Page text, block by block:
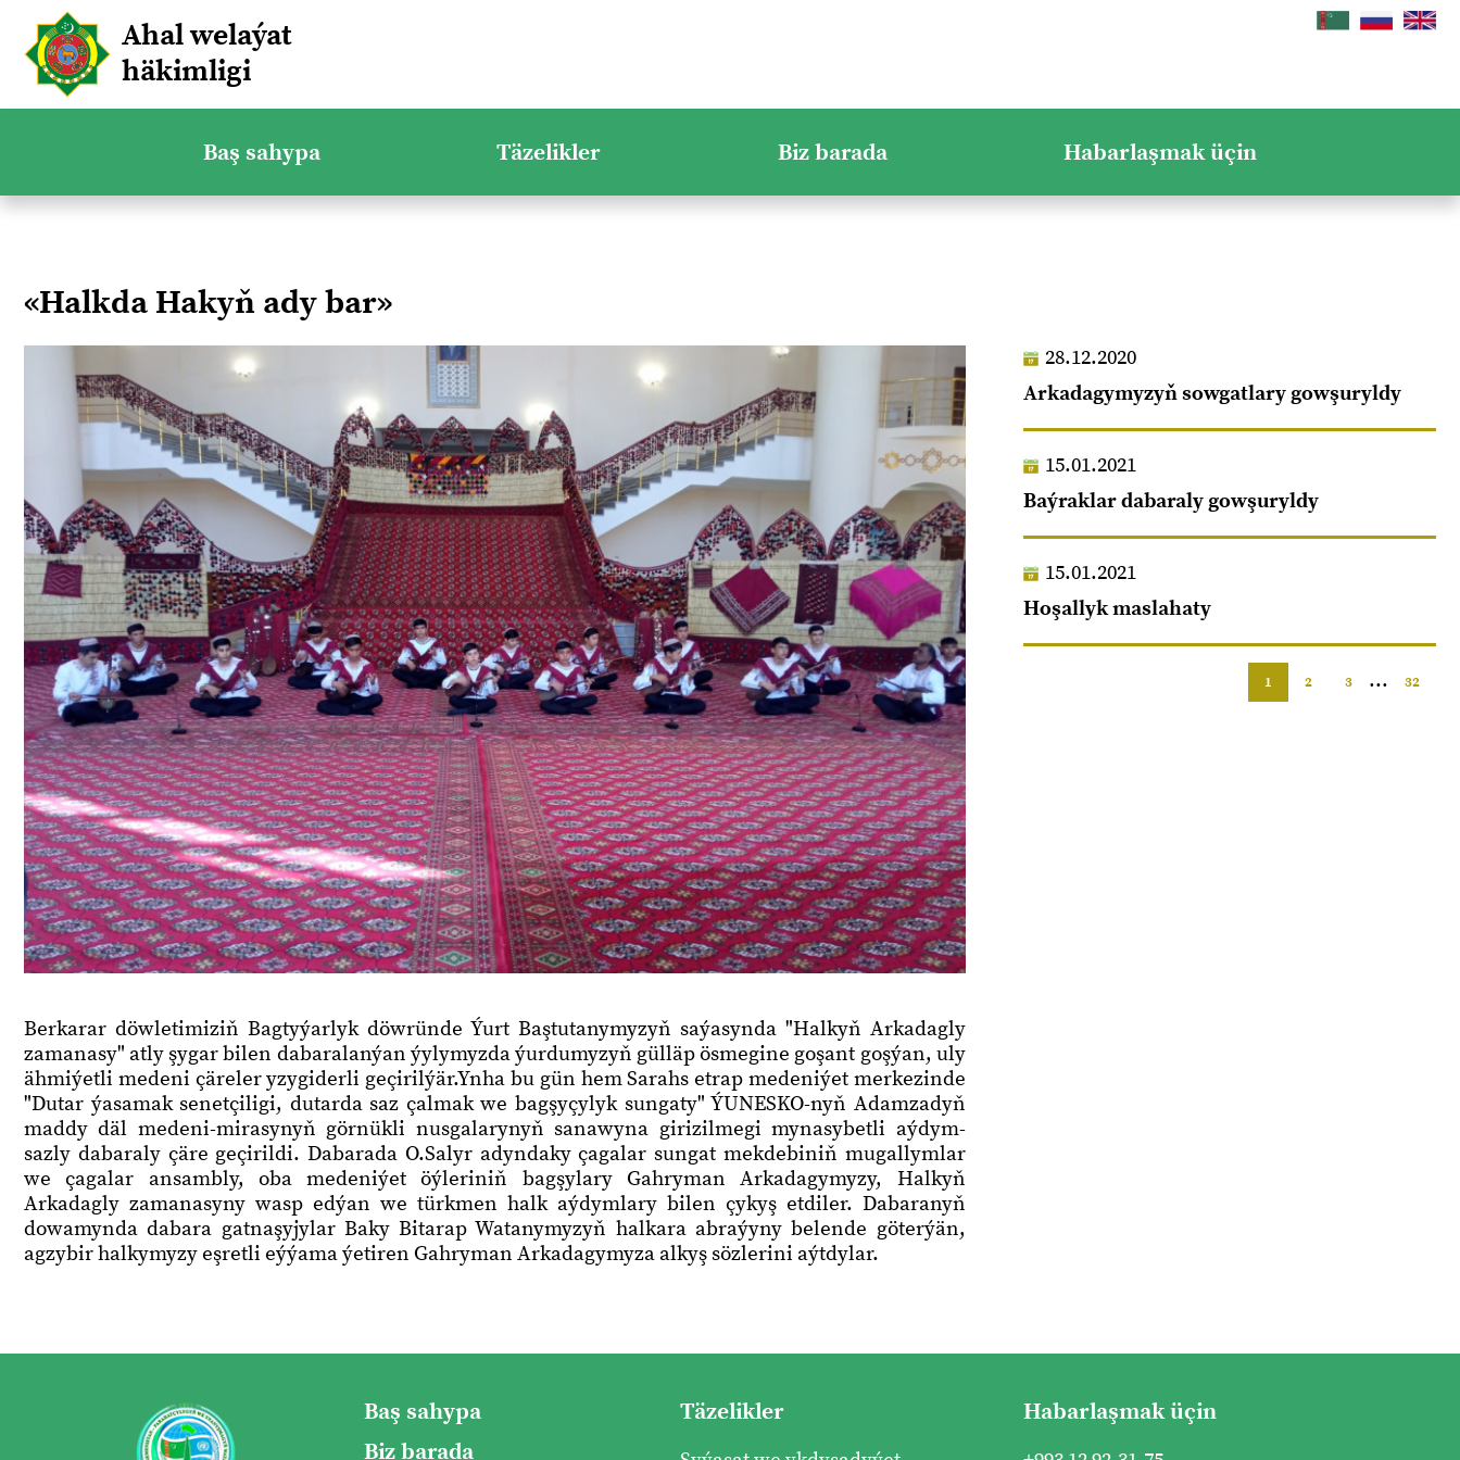
Ahal welaýat
häkimligi
Baş sahypa Täzelikler Biz barada Habarlaşmak üçin
«Halkda Hakyň ady bar»
Berkarar döwletimiziň Bagtyýarlyk döwründe Ýurt Baştutanymyzyň saýasynda "Halkyň Arkadagly
zamanasy" atly şygar bilen dabaralanýan ýylymyzda ýurdumyzyň gülläp ösmegine goşant goşýan, uly
ähmiýetli medeni çäreler yzygiderli geçirilýär.Ynha bu gün hem Sarahs etrap medeniýet merkezinde
"Dutar ýasamak senetçiligi, dutarda saz çalmak we bagşyçylyk sungaty" ÝUNESKO-nyň Adamzadyň
maddy däl medeni-mirasynyň görnükli nusgalarynyň sanawyna girizilmegi mynasybetli aýdym-
sazly dabaraly çäre geçirildi. Dabarada O.Salyr adyndaky çagalar sungat mekdebiniň mugallymlar
we çagalar ansambly, oba medeniýet öýleriniň bagşylary Gahryman Arkadagymyzy, Halkyň
Arkadagly zamanasyny wasp edýan we türkmen halk aýdymlary bilen çykyş etdiler. Dabaranyň
dowamynda dabara gatnaşyjylar Baky Bitarap Watanymyzyň halkara abraýyny belende göterýän,
agzybir halkymyzy eşretli eýýama ýetiren Gahryman Arkadagymyza alkyş sözlerini aýtdylar.
28.12.2020
Arkadagymyzyň sowgatlary gowşuryldy
15.01.2021
Baýraklar dabaraly gowşuryldy
15.01.2021
Hoşallyk maslahaty
1 2 3 ... 32
Baş sahypa
Biz barada
Täzelikler Habarlaşmak üçin